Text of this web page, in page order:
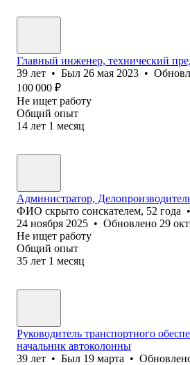
Главный инженер, технический
39 лет • Был 26 мая 2023 •
100 000 ₽
Не ищет работу
Общий опыт
14 лет 1 месяц
Администратор,
ФИО скрыто соискателем, 52 года •
24 ноября 2025 • Обновлено 29
Не ищет работу
Общий опыт
35 лет 1 месяц
Руководитель транспортного
начальник автоколонны
39 лет • Был 19 марта •